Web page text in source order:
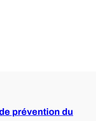
prévention du